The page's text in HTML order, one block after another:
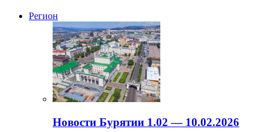
Регион
Новости Бурятии 1.02 — 10.02.2026